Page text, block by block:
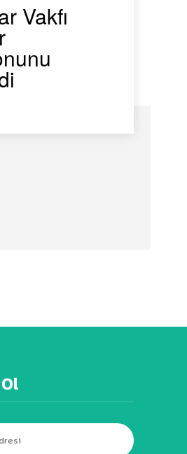
Vakfı